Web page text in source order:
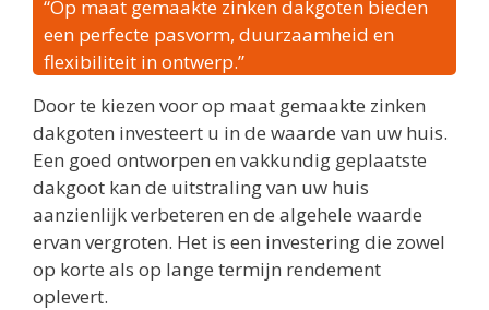
“Op maat gemaakte zinken dakgoten bieden
een perfecte pasvorm, duurzaamheid en
flexibiliteit in ontwerp.”
Door te kiezen voor op maat gemaakte zinken
dakgoten investeert u in de waarde van uw huis.
Een goed ontworpen en vakkundig geplaatste
dakgoot kan de uitstraling van uw huis
aanzienlijk verbeteren en de algehele waarde
ervan vergroten. Het is een investering die zowel
op korte als op lange termijn rendement
oplevert.